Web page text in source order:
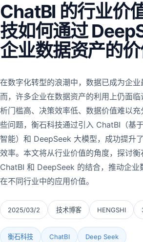
ChatBI 的行业价
技如何通过
企业数据资产的
在数字化转型的浪潮中，数据已成为企
而，许多企业在数据资产的利用上仍面
析门槛高、决策效率低、数据价值难以
些问题，衡石科技通过引入 ChatBI（基
智能）和 DeepSeek 大模型，成功提升
效率。本文将从行业价值的角度，探讨
ChatBI 和 DeepSeek 的结合，推动企业
在不同行业中的应用价值。
2025/03/2 技术博客 HENGSHI
衡石科技 ChatBI Deep Seek